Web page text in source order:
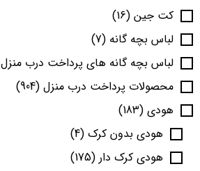
کت جین (16)
لباس بچه گانه (7)
لباس بچه گانه های پرداخت درب منزل
محصولات پرداخت درب منزل (904)
هودی (183)
هودی بدون کرک (4)
هودی کرک دار (175)